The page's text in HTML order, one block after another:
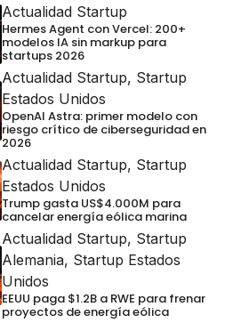
Actualidad Startup
Hermes Agent con Vercel: 200+
modelos IA sin markup para
startups 2026
Actualidad Startup, Startup
Estados Unidos
OpenAI Astra: primer modelo con
riesgo crítico de ciberseguridad en
2026
Actualidad Startup, Startup
Estados Unidos
Trump gasta US$4.000M para
cancelar energía eólica marina
Actualidad Startup, Startup
Alemania, Startup Estados
Unidos
EEUU paga $1.2B a RWE para frenar
proyectos de energía eólica